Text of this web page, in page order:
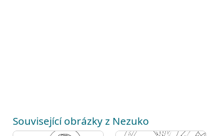
Související obrázky z Nezuko